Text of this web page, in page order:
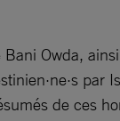
Owda,
par
de ces